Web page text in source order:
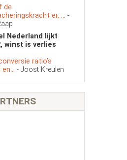
de
er, ... -
Nederland lijkt
winst is verlies
ratio’s
- Joost Kreulen